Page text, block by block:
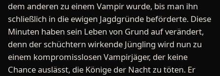
dem anderen zu einem Vampir wurde, bis man ihn
schließlich in die ewigen Jagdgründe beförderte. Diese
Minuten haben sein Leben von Grund auf verändert,
denn der schüchtern wirkende Jüngling wird nun zu
einem kompromisslosen Vampirjäger, der keine
Chance auslässt, die Könige der Nacht zu töten. Er